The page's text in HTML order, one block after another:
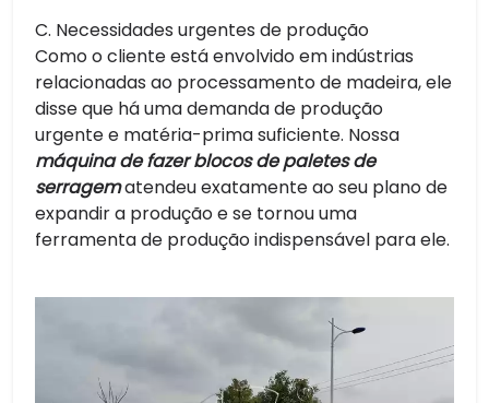
C. Necessidades urgentes de produção
Como o cliente está envolvido em indústrias
relacionadas ao processamento de madeira, ele
disse que há uma demanda de produção
urgente e matéria-prima suficiente. Nossa
máquina de fazer blocos de paletes de
serragematendeu exatamente ao seu plano de
expandir a produção e se tornou uma
ferramenta de produção indispensável para ele.